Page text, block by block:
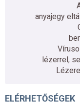
anyajegy
lézerrel,
ELÉRHETŐSÉGEK